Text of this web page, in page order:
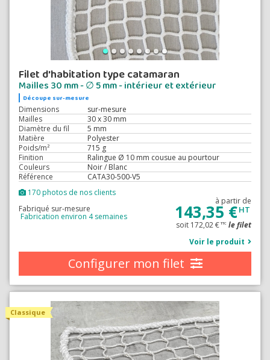
Filet d'habitation type catamaran
Mailles 30 mm - ∅ 5 mm - intérieur et extérieur
Découpe sur-mesure
Dimensions
sur-mesure
Mailles
30 x 30 mm
Diamètre du fil
5 mm
Matière
Polyester
Poids/m²
715 g
Finition
Ralingue Ø 10 mm cousue au pourtour
Couleurs
Noir / Blanc
Référence
CATA30-500-V5
170 photos de nos clients
à partir de
143,35 €HT
soit 172,02 € TTC le filet
Fabriqué sur-mesure
Fabrication environ 4 semaines
Voir le produit
Configurer mon filet
Classique